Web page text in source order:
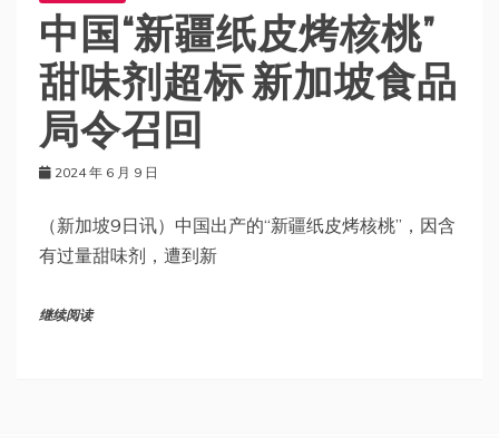
中国“新疆纸皮烤核桃”
甜味剂超标 新加坡食品
局令召回
2024 年 6 月 9 日
（新加坡9日讯）中国出产的“新疆纸皮烤核桃”，因含
有过量甜味剂，遭到新
继续阅读